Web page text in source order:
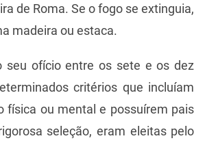
de Roma. Se o fogo se extinguia,
madeira ou estaca.
seu ofício entre os sete e os dez
critérios que incluíam
física ou mental e possuírem pais
seleção, eram eleitas pelo